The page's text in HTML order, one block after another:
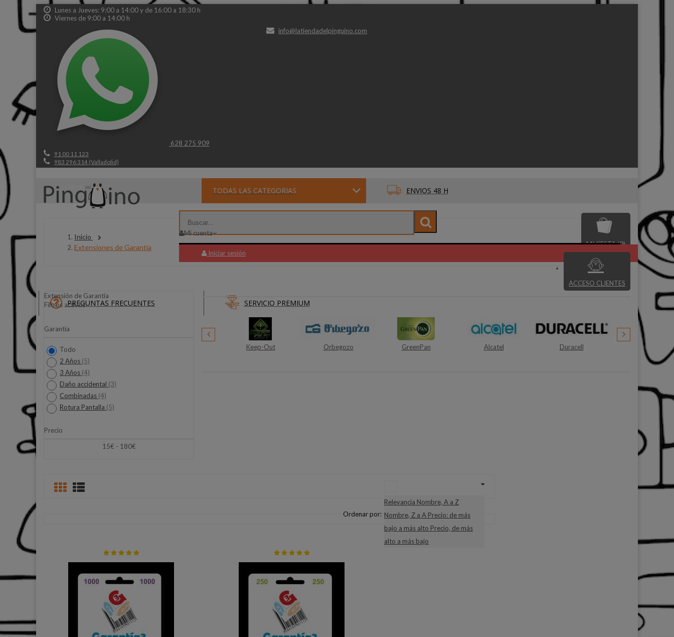
Lunes a Jueves: 9:00 a 14:00 y de 16:00 a 18:30 h
Viernes de 9:00 a 14:00 h
info@latiendadelpinguino.com
628 275 909
91 00 11 123
983 296 314 (Valladolid)
MI CESTA (0)
Mi cuenta
Iniciar sesión
ACCESO CLIENTES
TODAS LAS CATEGORIAS ENVIOS 48 H
PREGUNTAS FRECUENTES SERVICIO PREMIUM
Inicio
Extensiones de Garantía
Extensión de Garantía
Filtros activos
Garantía
Todo
2 Años (5)
3 Años (4)
Daño accidental (3)
Combinadas (4)
Rotura Pantalla (5)
Precio
15€ - 180€
Ordenar por:
Relevancia Nombre, A a Z
Nombre, Z a A Precio: de más
bajo a más alto Precio, de más
alto a más bajo
Orbegozo GreenPan Alcatel Duracell Ibiza Sound Gigabyte